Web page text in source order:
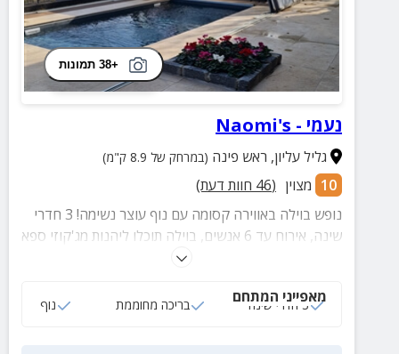
+38 תמונות
נעמי - Naomi's
גליל עליון, ראש פינה (במרחק של 8.9 ק"מ)
10 מצוין (
46 חוות דעת)
נופש בוילה באווירה קסומה עם נוף עוצר נשימה! 3 חדרי
שינה, אירוח עד 6 אנשים, בוילה תוכלו ליהנות מג'קוזי ספא
מפנק, בריכה פרטית מקורה, מטבח מצויד, חדרי שינה עם
מאפייני המתחם
3 חדרי שינה בריכה מחוממת נוף